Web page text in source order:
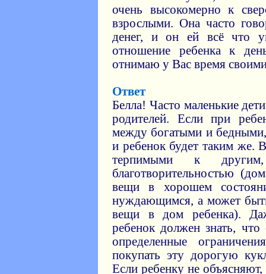
очень высокомерно к
взрослыми. Она часто
денег, и он ей всё что
отношение ребенка к
отнимаю у Вас время
Ответ
Белла! Часто маленькие
родителей. Если при
между богатыми и бедными,
и ребенок будет таким же.
терпимыми к другим,
благотворительностью
вещи в хорошем
нуждающимся, а может
вещи в дом ребенка).
ребенок должен знать,
определенные
покупать эту дорогую
Если ребенку не объясняют,